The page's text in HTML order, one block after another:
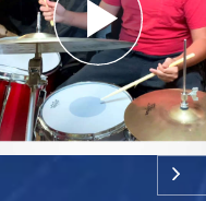
Play
Video